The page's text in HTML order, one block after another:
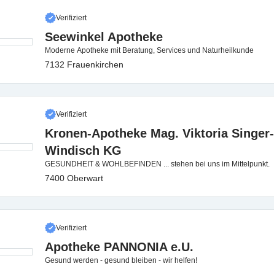
Verifiziert
Seewinkel Apotheke
Moderne Apotheke mit Beratung, Services und Naturheilkunde
7132 Frauenkirchen
Verifiziert
Kronen-Apotheke Mag. Viktoria Singer-
Windisch KG
GESUNDHEIT & WOHLBEFINDEN ... stehen bei uns im Mittelpunkt.
7400 Oberwart
Verifiziert
Apotheke PANNONIA e.U.
Gesund werden - gesund bleiben - wir helfen!